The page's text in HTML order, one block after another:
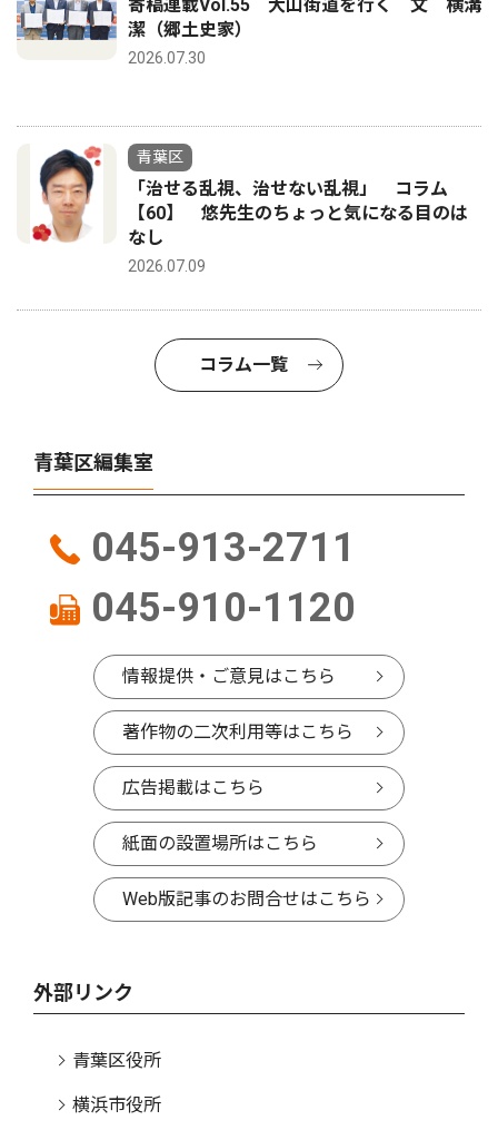
寄稿連載Vol.55 大山街道を行く 文 横溝
潔（郷土史家）
2026.07.30
青葉区
「治せる乱視、治せない乱視」 コラム
【60】 悠先生のちょっと気になる目のは
なし
2026.07.09
コラム一覧
青葉区編集室
045-913-2711
045-910-1120
情報提供・ご意見はこちら
著作物の二次利用等はこちら
広告掲載はこちら
紙面の設置場所はこちら
Web版記事のお問合せはこちら
外部リンク
青葉区役所
横浜市役所